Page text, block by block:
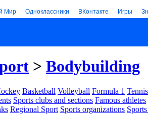
Мир Одноклассники ВКонтакте Игры
> Bodybuilding
Basketball Volleyball Formula 1 Tennis
Sports clubs and sections Famous athletes
Regional Sport Sports organizations